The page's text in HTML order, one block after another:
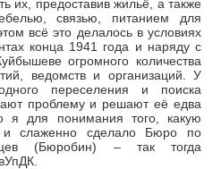
их, предоставив жильё, а также
связью, питанием для
всё это делалось в условиях
конца 1941 года и наряду с
огромного количества
ведомств и организаций. У
переселения и поиска
проблему и решают её едва
я для понимания того, какую
и слаженно сделало Бюро по
(Бюробин) – так тогда